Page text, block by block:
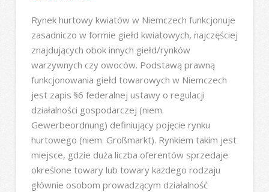
Rynek hurtowy kwiatów w Niemczech funkcjonuje
zasadniczo w formie giełd kwiatowych, najczęściej
znajdujących obok innych giełd/rynków
warzywnych czy owoców. Podstawą prawną
funkcjonowania giełd towarowych w Niemczech
jest zapis §6 federalnej ustawy o regulacji
działalności gospodarczej (niem.
Gewerbeordnung) definiujący pojęcie rynku
hurtowego (niem. Großmarkt). Rynkiem takim jest
miejsce, gdzie duża liczba oferentów sprzedaje
określone towary lub towary każdego rodzaju
głównie osobom prowadzącym działalność